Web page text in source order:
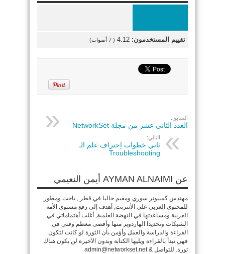
تقييم المستخدمون: 4.12
(
7 أصوات)
السابق:
العدد الثاني عشر من مجلة NetworkSet
التالي:
ثاني خطوات إحتراف علم الـ
Troubleshooting
عن AYMAN ALNAIMI أيمن النعيمي
مهندس كمبيوتر سوري ومقيم حاليا في قطر , باحث ومطور
للمحتوى العربي على الأنترنت, أهدف إلى رفع مستوى الأمة
العربية ومساعدتها في النهضة العلمية, أغلب أهتماماتي في
الشبكات وتحديدا الهاردوير منها وأقضى معظم وقتي في
القراءة والدراسة والعمل وأؤمن بأن الثورة لو كانت لتكون
فهي تبدأ بالقراءة ويليها الكتابة وبدون الآخيرة لن يكون هناك
ثورة. للتواصل admin@networkset.net &